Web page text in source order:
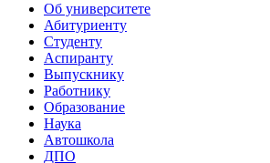
Об университете
Абитуриенту
Студенту
Аспиранту
Выпускнику
Работнику
Образование
Наука
Автошкола
ДПО